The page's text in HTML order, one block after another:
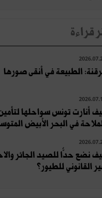
قراءة
الطبيعة في أنقى صورها
أنارت تونس سواحلها
في البحر الأبيض
نضع حدًّا للصيد الجائر
القانوني للطيور؟